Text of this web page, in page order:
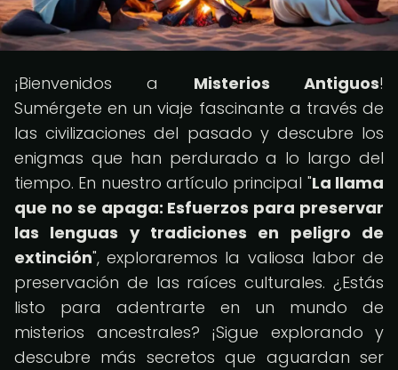
¡Bienvenidos a Misterios Antiguos!
Sumérgete en un viaje fascinante a través de
las civilizaciones del pasado y descubre los
enigmas que han perdurado a lo largo del
tiempo. En nuestro artículo principal "La llama
que no se apaga: Esfuerzos para preservar
las lenguas y tradiciones en peligro de
extinción", exploraremos la valiosa labor de
preservación de las raíces culturales. ¿Estás
listo para adentrarte en un mundo de
misterios ancestrales? ¡Sigue explorando y
descubre más secretos que aguardan ser